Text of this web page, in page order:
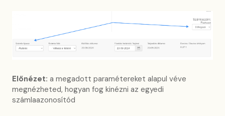
Előnézet: a megadott paramétereket alapul véve
megnézheted, hogyan fog kinézni az egyedi
számlaazonosítód